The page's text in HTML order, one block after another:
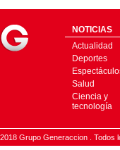
NOTICIAS
Actualidad
Deportes
Salud
Ciencia y
tecnología
2018 Grupo Generaccion .